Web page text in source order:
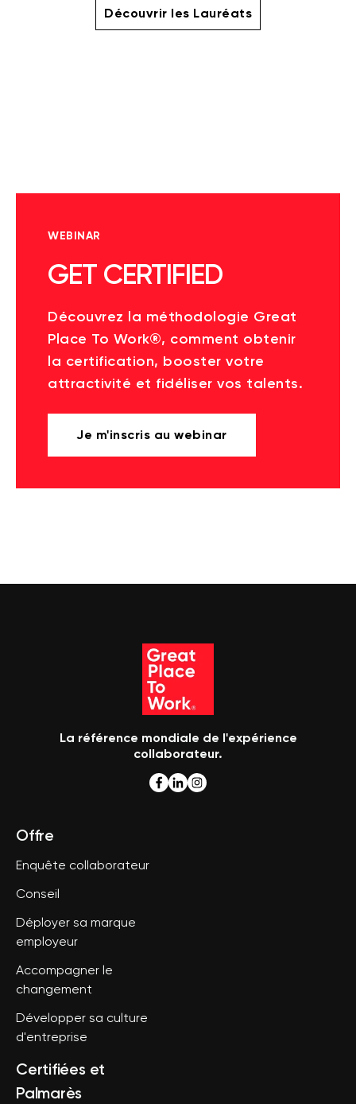
Découvrir les Lauréats
WEBINAR
GET CERTIFIED
Découvrez la méthodologie Great
Place To Work®, comment obtenir
la certification, booster votre
attractivité et fidéliser vos talents.
Je m'inscris au webinar
La référence mondiale de l'expérience
collaborateur.
Offre
Enquête collaborateur
Conseil
Déployer sa marque
employeur
Accompagner le
changement
Développer sa culture
d'entreprise
Certifiées et
Palmarès